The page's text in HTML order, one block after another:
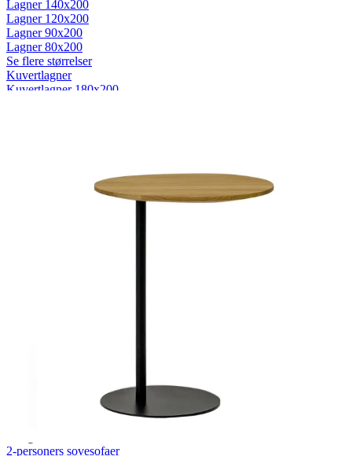
Lagner 140x200
Lagner 120x200
Lagner 90x200
Lagner 80x200
Se flere størrelser
Kuvertlagner
Kuvertlagner 180x200
Faconlagner 180x200
Faconlagner 140x200
Rullemadrasser 90x200
2-personers sovesofaer